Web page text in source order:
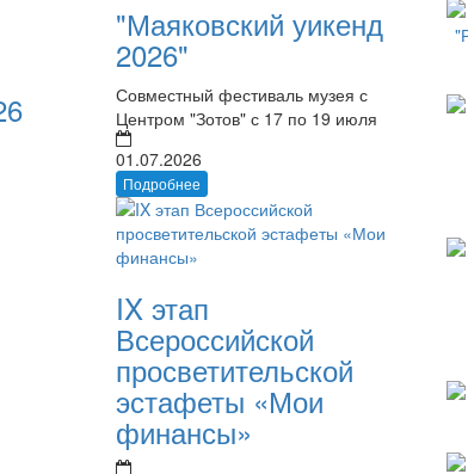
"Маяковский уикенд
2026"
Совместный фестиваль музея с
Центром "Зотов" с 17 по 19 июля
01.07.2026
Подробнее
IX этап
Всероссийской
просветительской
эстафеты «Мои
финансы»